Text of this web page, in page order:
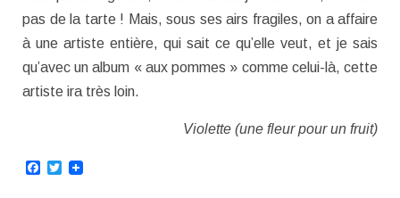
pas de la tarte ! Mais, sous ses airs fragiles, on a affaire
à une artiste entière, qui sait ce qu’elle veut, et je sais
qu’avec un album « aux pommes » comme celui-là, cette
artiste ira très loin.
Violette (une fleur pour un fruit)
Facebook
Twitter